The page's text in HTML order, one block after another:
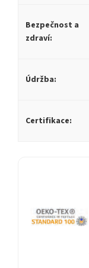
Bezpečnost a
zdraví:
Údržba:
Certifikace: